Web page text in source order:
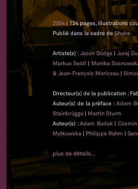
2004 | 124 pages, illustrations
Publié dans le cadre deShake
Artiste(s) : Jason Dodge | Juraj
Markus Seidl | Monika
& Jean-François Moriceau |
Directeur(s) de la publication :
Auteur(s) de la préface : Adam
Steinbrügge | Martin Sturm
Auteur(s) :Adam Budak |
Mytkowska | Philippe Rahm |
plus de détails...